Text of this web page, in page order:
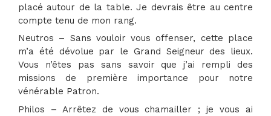
placé autour de la table. Je devrais être au centre
compte tenu de mon rang.
Neutros – Sans vouloir vous offenser, cette place
m’a été dévolue par le Grand Seigneur des lieux.
Vous n’êtes pas sans savoir que j’ai rempli des
missions de première importance pour notre
vénérable Patron.
Philos – Arrêtez de vous chamailler ; je vous ai